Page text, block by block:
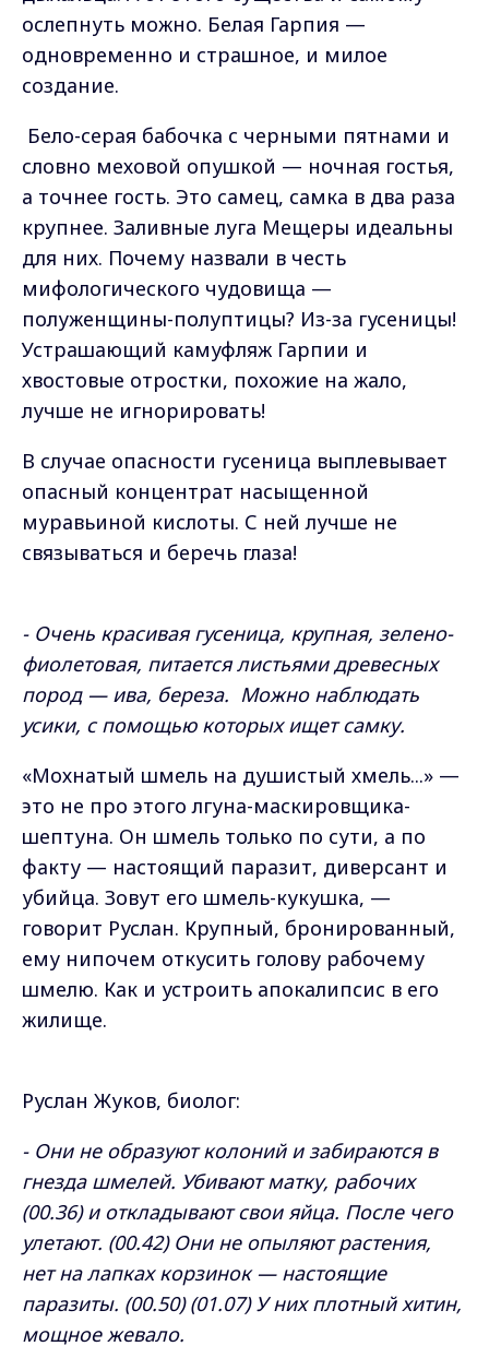
ослепнуть можно. Белая Гарпия —
одновременно и страшное, и милое
создание.
Бело-серая бабочка с черными пятнами и
словно меховой опушкой — ночная гостья,
а точнее гость. Это самец, самка в два раза
крупнее. Заливные луга Мещеры идеальны
для них. Почему назвали в честь
мифологического чудовища —
полуженщины-полуптицы? Из-за гусеницы!
Устрашающий камуфляж Гарпии и
хвостовые отростки, похожие на жало,
лучше не игнорировать!
В случае опасности гусеница выплевывает
опасный концентрат насыщенной
муравьиной кислоты. С ней лучше не
связываться и беречь глаза!
- Очень красивая гусеница, крупная, зелено-
фиолетовая, питается листьями древесных
пород — ива, береза. Можно наблюдать
усики, с помощью которых ищет самку.
«Мохнатый шмель на душистый хмель...» —
это не про этого лгуна-маскировщика-
шептуна. Он шмель только по сути, а по
факту — настоящий паразит, диверсант и
убийца. Зовут его шмель-кукушка, —
говорит Руслан. Крупный, бронированный,
ему нипочем откусить голову рабочему
шмелю. Как и устроить апокалипсис в его
жилище.
Руслан Жуков, биолог:
- Они не образуют колоний и забираются в
гнезда шмелей. Убивают матку, рабочих
(00.36) и откладывают свои яйца. После чего
улетают. (00.42) Они не опыляют растения,
нет на лапках корзинок — настоящие
паразиты. (00.50) (01.07) У них плотный хитин,
мощное жевало.